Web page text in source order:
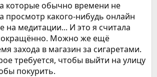
которые обычно времени не
просмотр какого-нибудь онлайн
на медитации... И это я считала
Можно же ещё
захода в магазин за сигаретами.
требуется, чтобы выйти на улицу
покурить.